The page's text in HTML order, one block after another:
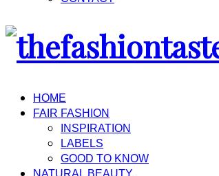
HOME
FAIR FASHION
INSPIRATION
LABELS
GOOD TO KNOW
NATURAL BEAUTY